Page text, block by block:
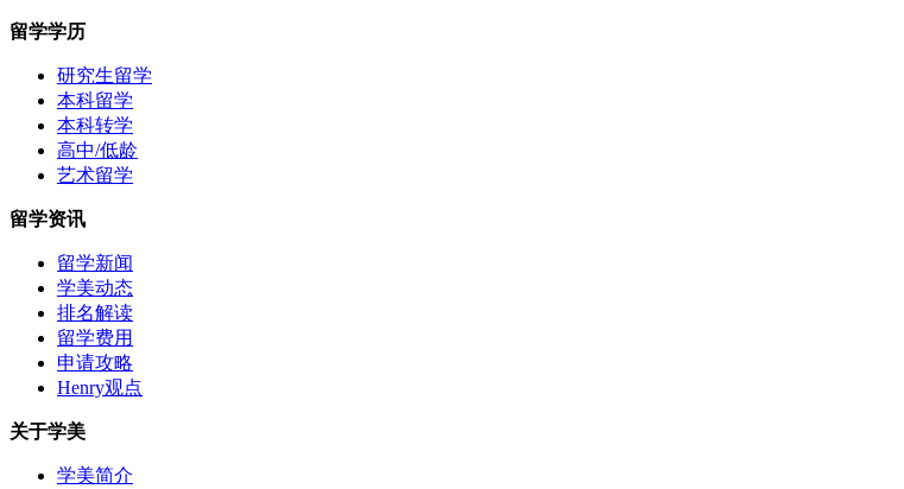
留学学历
研究生留学
本科留学
本科转学
高中/低龄
艺术留学
留学资讯
留学新闻
学美动态
排名解读
留学费用
申请攻略
Henry观点
关于学美
学美简介